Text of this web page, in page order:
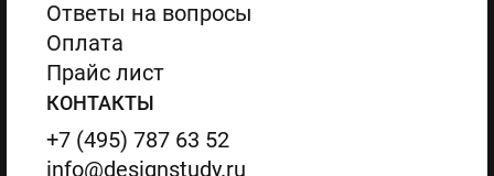
Ответы на вопросы
Оплата
Прайс лист
КОНТАКТЫ
+7 (495) 787 63 52
info@designstudy.ru